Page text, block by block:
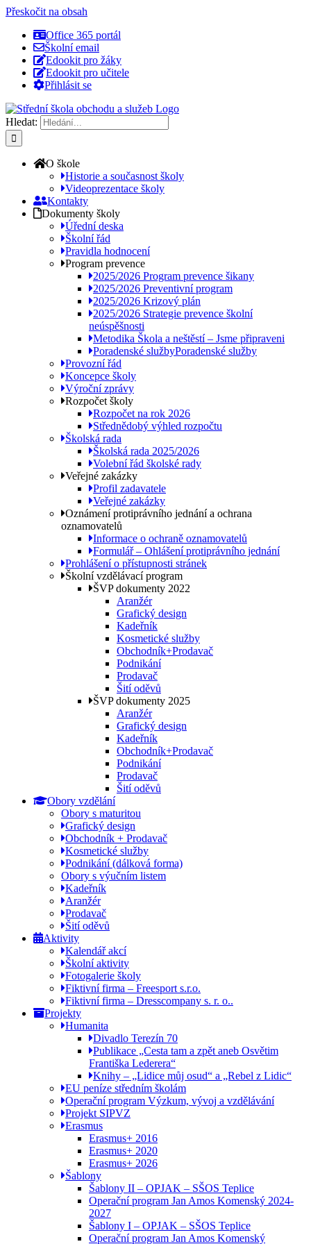
Přeskočit na obsah
Office 365 portál
Školní email
Edookit pro žáky
Edookit pro učitele
Přihlásit se
Hledat:
O škole
Historie a současnost školy
Videoprezentace školy
Kontakty
Dokumenty školy
Úřední deska
Školní řád
Pravidla hodnocení
Program prevence
2025/2026 Program prevence šikany
2025/2026 Preventivní program
2025/2026 Krizový plán
2025/2026 Strategie prevence školní
neúspěšnosti
Metodika Škola a neštěstí – Jsme připraveni
Poradenské službyPoradenské služby
Provozní řád
Koncepce školy
Výroční zprávy
Rozpočet školy
Rozpočet na rok 2026
Střednědobý výhled rozpočtu
Školská rada
Školská rada 2025/2026
Volební řád školské rady
Veřejné zakázky
Profil zadavatele
Veřejné zakázky
Oznámení protiprávního jednání a ochrana
oznamovatelů
Informace o ochraně oznamovatelů
Formulář – Ohlášení protiprávního jednání
Prohlášení o přístupnosti stránek
Školní vzdělávací program
ŠVP dokumenty 2022
Aranžér
Grafický design
Kadeřník
Kosmetické služby
Obchodník+Prodavač
Podnikání
Prodavač
Šití oděvů
ŠVP dokumenty 2025
Aranžér
Grafický design
Kadeřník
Obchodník+Prodavač
Podnikání
Prodavač
Šití oděvů
Obory vzdělání
Obory s maturitou
Grafický design
Obchodník + Prodavač
Kosmetické služby
Podnikání (dálková forma)
Obory s výučním listem
Kadeřník
Aranžér
Prodavač
Šití oděvů
Aktivity
Kalendář akcí
Školní aktivity
Fotogalerie školy
Fiktivní firma – Freesport s.r.o.
Fiktivní firma – Dresscompany s. r. o..
Projekty
Humanita
Divadlo Terezín 70
Publikace „Cesta tam a zpět aneb Osvětim
Františka Lederera“
Knihy – „Lidice můj osud“ a „Rebel z Lidic“
EU peníze středním školám
Operační program Výzkum, vývoj a vzdělávání
Projekt SIPVZ
Erasmus
Erasmus+ 2016
Erasmus+ 2020
Erasmus+ 2026
Šablony
Šablony II – OPJAK – SŠOS Teplice
Operační program Jan Amos Komenský 2024-
2027
Šablony I – OPJAK – SŠOS Teplice
Operační program Jan Amos Komenský